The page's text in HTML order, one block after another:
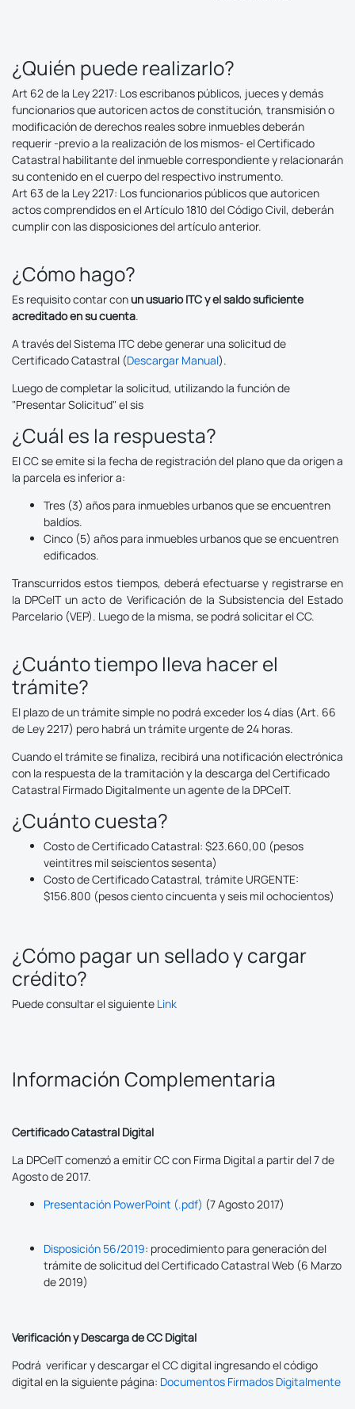
¿Quién puede realizarlo?
Art 62 de la Ley 2217: Los escribanos públicos, jueces y demás
funcionarios que autoricen actos de constitución, transmisión o
modificación de derechos reales sobre inmuebles deberán
requerir -previo a la realización de los mismos- el Certificado
Catastral habilitante del inmueble correspondiente y relacionarán
su contenido en el cuerpo del respectivo instrumento.
Art 63 de la Ley 2217: Los funcionarios públicos que autoricen
actos comprendidos en el Artículo 1810 del Código Civil, deberán
cumplir con las disposiciones del artículo anterior.
¿Cómo hago?
Es requisito contar conun usuario ITC y el saldo suficiente
acreditado en su cuenta.
A través del Sistema ITC debe generar una solicitud de
Certificado Catastral (Descargar Manual).
Luego de completar la solicitud, utilizando la función de
"Presentar Solicitud" el sis
¿Cuál es la respuesta?
El CC se emite si la fecha de registración del plano que da origen a
la parcela es inferior a:
Tres (3) años para inmuebles urbanos que se encuentren
baldíos.
Cinco (5) años para inmuebles urbanos que se encuentren
edificados.
Transcurridos estos tiempos, deberá efectuarse y registrarse en
la DPCeIT un acto de Verificación de la Subsistencia del Estado
Parcelario (VEP). Luego de la misma, se podrá solicitar el CC.
¿Cuánto tiempo lleva hacer el
trámite?
El plazo de un trámite simple no podrá exceder los 4 días (Art. 66
de Ley 2217) pero habrá un trámite urgente de 24 horas.
Cuando el trámite se finaliza, recibirá una notificación electrónica
con la respuesta de la tramitación y la descarga del Certificado
Catastral Firmado Digitalmente un agente de la DPCeIT.
¿Cuánto cuesta?
Costo de Certificado Catastral: $23.660,00 (pesos
veintitres mil seiscientos sesenta)
Costo de Certificado Catastral, trámite URGENTE:
$156.800 (pesos ciento cincuenta y seis mil ochocientos)
¿Cómo pagar un sellado y cargar
crédito?
Puede consultar el siguiente Link
Información Complementaria
Certificado Catastral Digital
La DPCeIT comenzó a emitir CC con Firma Digital a partir del 7 de
Agosto de 2017.
Presentación PowerPoint (.pdf) (7 Agosto 2017)
Disposición 56/2019: procedimiento para generación del
trámite de solicitud del Certificado Catastral Web (6 Marzo
de 2019)
Verificación y Descarga de CC Digital
Podrá verificar y descargar el CC digital ingresando el código
digital en la siguiente página: Documentos Firmados Digitalmente